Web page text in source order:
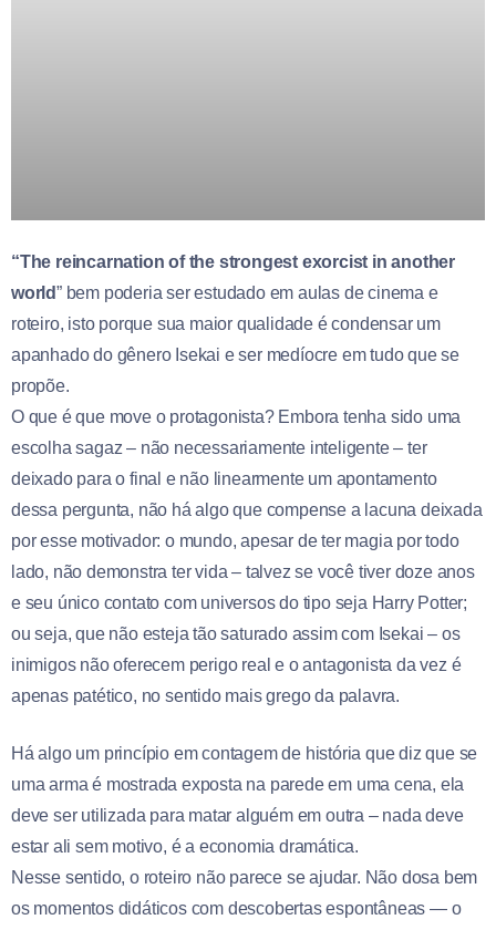
“The reincarnation of the strongest exorcist in another
world” bem poderia ser estudado em aulas de cinema e
roteiro, isto porque sua maior qualidade é condensar um
apanhado do gênero Isekai e ser medíocre em tudo que se
propõe.
O que é que move o protagonista? Embora tenha sido uma
escolha sagaz – não necessariamente inteligente – ter
deixado para o final e não linearmente um apontamento
dessa pergunta, não há algo que compense a lacuna deixada
por esse motivador: o mundo, apesar de ter magia por todo
lado, não demonstra ter vida – talvez se você tiver doze anos
e seu único contato com universos do tipo seja Harry Potter;
ou seja, que não esteja tão saturado assim com Isekai – os
inimigos não oferecem perigo real e o antagonista da vez é
apenas patético, no sentido mais grego da palavra.
Há algo um princípio em contagem de história que diz que se
uma arma é mostrada exposta na parede em uma cena, ela
deve ser utilizada para matar alguém em outra – nada deve
estar ali sem motivo, é a economia dramática.
Nesse sentido, o roteiro não parece se ajudar. Não dosa bem
os momentos didáticos com descobertas espontâneas — o